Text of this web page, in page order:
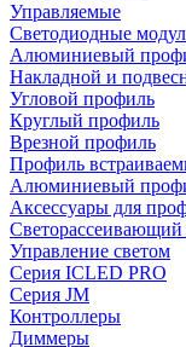
Управляемые
Светодиодные
Алюминиевый
Накладной и
Угловой профиль
Круглый профиль
Врезной профиль
Профиль
Алюминиевый
Аксессуары для
Управление светом
Серия ICLED PRO
Серия JM
Контроллеры
Диммеры